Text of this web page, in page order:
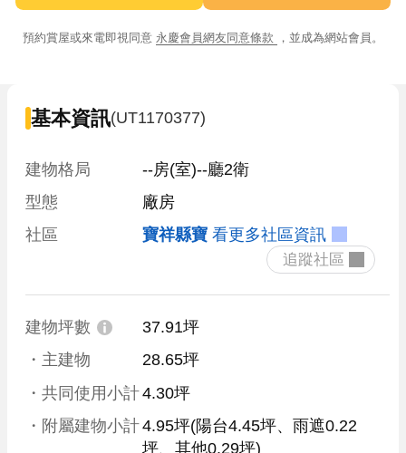
預約賞屋或來電即視同意 永慶會員網友同意條款 ，並成為網站會員。
基本資訊(UT1170377)
建物格局
--房(室)--廳2衛
型態
廠房
社區
寶祥縣寶 看更多社區資訊
建物坪數
37.91坪
・主建物
28.65坪
・共同使用小計4.30坪
・附屬建物小計4.95坪(陽台4.45坪、雨遮0.22
坪、其他0.29坪)